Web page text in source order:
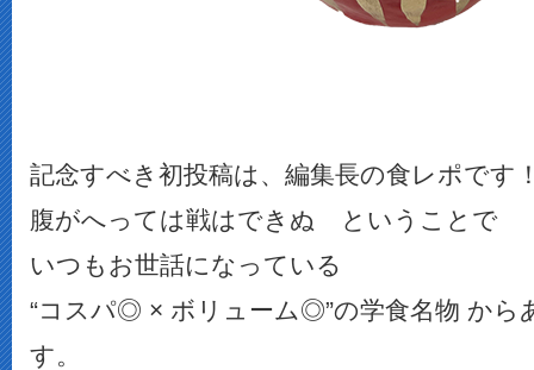
記念すべき初投稿は、編集長の食レポです
腹がへっては戦はできぬ ということで
いつもお世話になっている
“コスパ◎ × ボリューム◎”の学食名物 から
す。